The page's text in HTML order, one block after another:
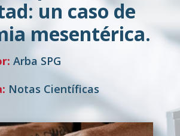
un caso de
mesentérica.
Arba SPG
Notas Científicas